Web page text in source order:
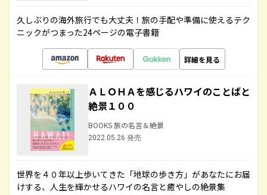
久しぶりの海外旅行でも大丈夫！旅の手配や準備に使えるテク
ニックがつまった24ページの電子書籍
詳細を見る
ＡＬＯＨＡを感じるハワイのことばと
絶景１００
BOOKS 旅の名言＆絶景
2022.05.26 発売
世界を４０年以上歩いてきた「地球の歩き方」があなたにお届
けする、人生を輝かせるハワイの名言と癒やしの絶景集